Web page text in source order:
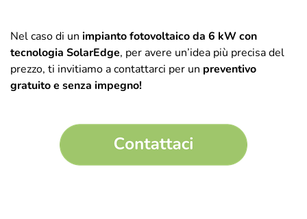
Nel caso di un impianto fotovoltaico da 6 kW con
tecnologia SolarEdge, per avere un’idea più precisa del
prezzo, ti invitiamo a contattarci per un preventivo
gratuito e senza impegno!